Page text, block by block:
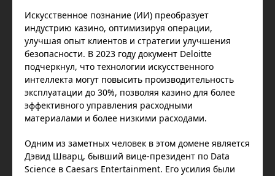
Искусственное познание (ИИ) преобразует
индустрию казино, оптимизируя операции,
улучшая опыт клиентов и стратегии улучшения
безопасности. В 2023 году документ Deloitte
подчеркнул, что технологии искусственного
интеллекта могут повысить производительность
эксплуатации до 30%, позволяя казино для более
эффективного управления расходными
материалами и более низкими расходами.
Одним из заметных человек в этом домене является
Дэвид Шварц, бывший вице-президент по Data
Science в Caesars Entertainment. Его усилия были